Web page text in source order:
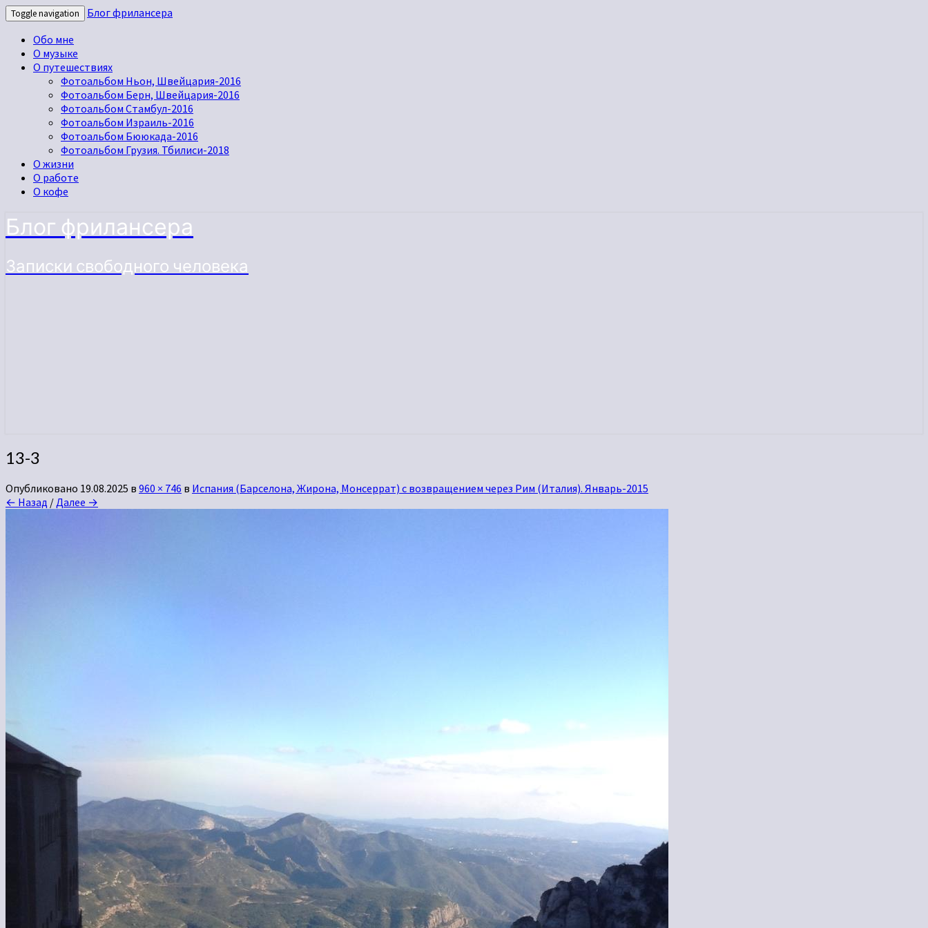
Toggle navigation
Блог фрилансера
Обо мне
О музыке
О путешествиях
Фотоальбом Ньон, Швейцария-2016
Фотоальбом Берн, Швейцария-2016
Фотоальбом Стамбул-2016
Фотоальбом Израиль-2016
Фотоальбом Бююкада-2016
Фотоальбом Грузия. Тбилиси-2018
О жизни
О работе
О кофе
Блог фрилансера
Записки свободного человека
13-3
Опубликовано 19.08.2025 в 960 × 746 в Испания (Барселона, Жирона, Монсеррат) с возвращением через Рим (Италия). Январь-2015
← Назад /Далее →